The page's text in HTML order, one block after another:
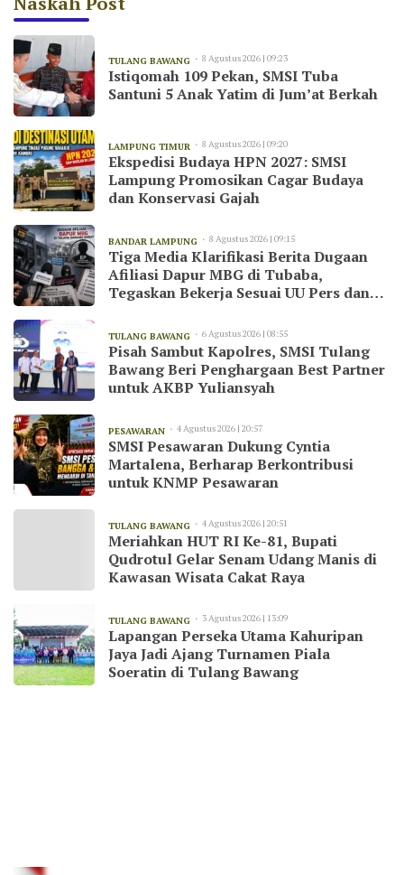
TULANG BAWANG 8 Agustus 2026 | 09:23
Istiqomah 109 Pekan, SMSI Tuba
Santuni 5 Anak Yatim di Jum’at Berkah
LAMPUNG TIMUR 8 Agustus 2026 | 09:20
Ekspedisi Budaya HPN 2027: SMSI
Lampung Promosikan Cagar Budaya
dan Konservasi Gajah
BANDAR LAMPUNG 8 Agustus 2026 | 09:15
Tiga Media Klarifikasi Berita Dugaan
Afiliasi Dapur MBG di Tubaba,
Tegaskan Bekerja Sesuai UU Pers dan
TULANG BAWANG 6 Agustus 2026 | 08:55
Pisah Sambut Kapolres, SMSI Tulang
Bawang Beri Penghargaan Best Partner
untuk AKBP Yuliansyah
PESAWARAN 4 Agustus 2026 | 20:57
SMSI Pesawaran Dukung Cyntia
Martalena, Berharap Berkontribusi
untuk KNMP Pesawaran
TULANG BAWANG 4 Agustus 2026 | 20:51
Meriahkan HUT RI Ke-81, Bupati
Qudrotul Gelar Senam Udang Manis di
Kawasan Wisata Cakat Raya
TULANG BAWANG 3 Agustus 2026 | 13:09
Lapangan Perseka Utama Kahuripan
Jaya Jadi Ajang Turnamen Piala
Soeratin di Tulang Bawang